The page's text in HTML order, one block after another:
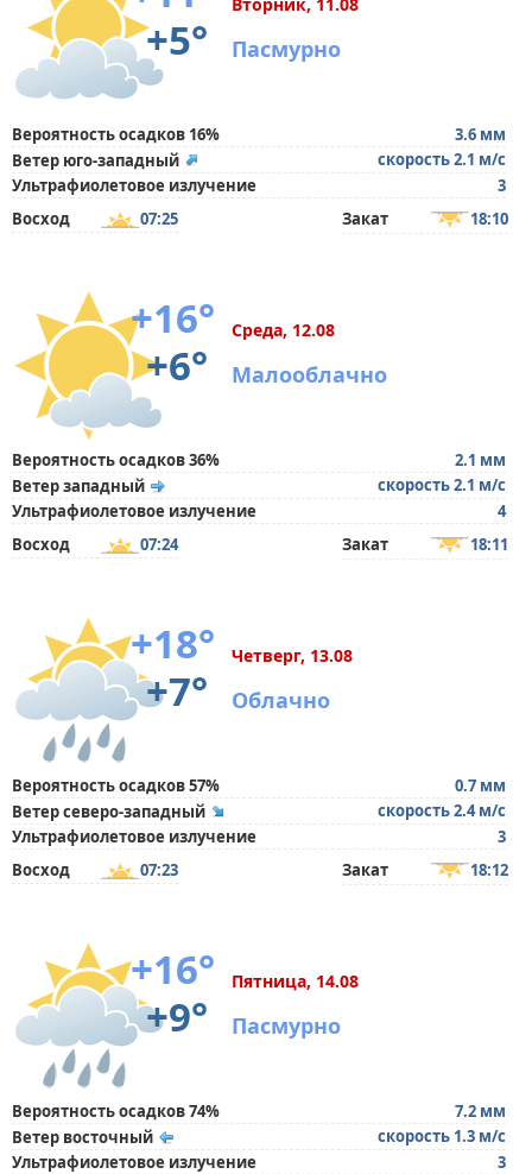
+5°
Пасмурно
Вероятность осадков 16%
3.6 мм
Ветер юго-западный
скорость 2.1 м/с
Ультрафиолетовое излучение
3
Восход
07:25 Закат 18:10
+16°
+6°
Среда, 12.08
Малооблачно
Вероятность осадков 36%
2.1 мм
Ветер западный
скорость 2.1 м/с
Ультрафиолетовое излучение
4
Восход
07:24 Закат 18:11
+18°
+7°
Четверг, 13.08
Облачно
Вероятность осадков 57%
0.7 мм
Ветер северо-западный
скорость 2.4 м/с
Ультрафиолетовое излучение
3
Восход
07:23 Закат 18:12
+16°
+9°
Пятница, 14.08
Пасмурно
Вероятность осадков 74%
7.2 мм
Ветер восточный
скорость 1.3 м/с
Ультрафиолетовое излучение
3